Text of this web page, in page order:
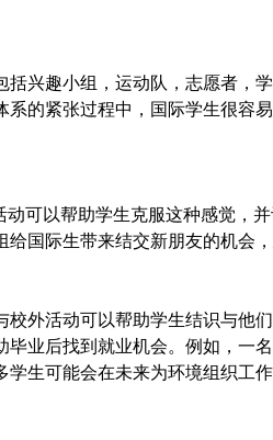
兴趣小组，运动队，志愿者，
系的紧张过程中，国际学生很容
动可以帮助学生克服这种感觉，
国际生带来结交新朋友的机会
外活动可以帮助学生结识与他
业后找到就业机会。例如，一
生可能会在未来为环境组织工